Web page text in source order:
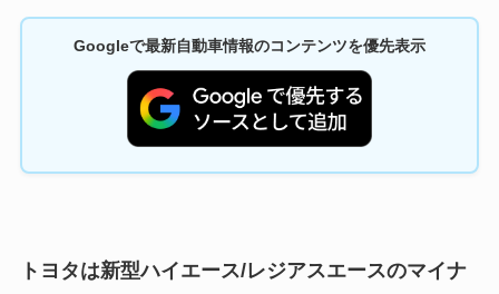
Googleで最新自動車情報のコンテンツを優先表示
トヨタは新型ハイエース/レジアスエースのマイナ